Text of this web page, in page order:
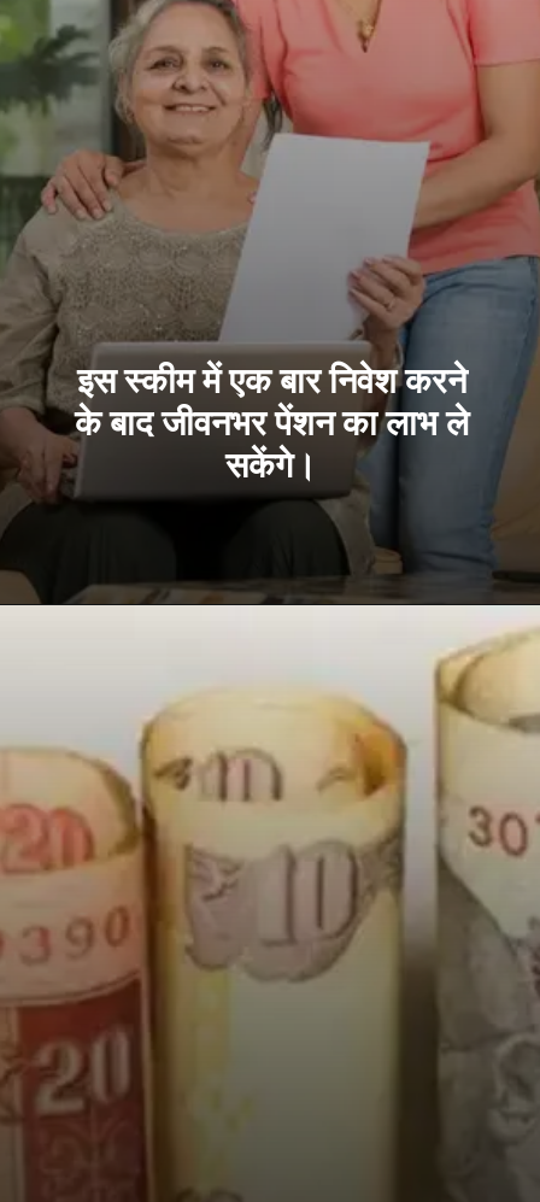
इस स्कीम में एक बार निवेश करने
के बाद जीवनभर पेंशन का लाभ ले
सकेंगे।